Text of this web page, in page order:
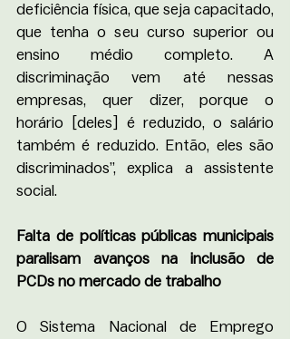
deficiência física, que seja capacitado,
que tenha o seu curso superior ou
ensino médio completo. A
discriminação vem até nessas
empresas, quer dizer, porque o
horário [deles] é reduzido, o salário
também é reduzido. Então, eles são
discriminados”, explica a assistente
social.
Falta de políticas públicas municipais
paralisam avanços na inclusão de
PCDs no mercado de trabalho
O Sistema Nacional de Emprego